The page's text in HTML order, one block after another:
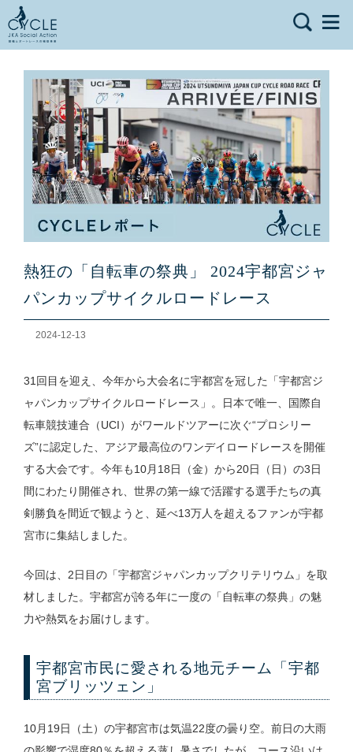
熱狂の「自転車の祭典」 2024宇都宮ジャ
パンカップサイクルロードレース
2024-12-13
31回目を迎え、今年から大会名に宇都宮を冠した「宇都宮ジ
ャパンカップサイクルロードレース」。日本で唯一、国際自
転車競技連合（UCI）がワールドツアーに次ぐ“プロシリー
ズ”に認定した、アジア最高位のワンデイロードレースを開催
する大会です。今年も10月18日（金）から20日（日）の3日
間にわたり開催され、世界の第一線で活躍する選手たちの真
剣勝負を間近で観ようと、延べ13万人を超えるファンが宇都
宮市に集結しました。
今回は、2日目の「宇都宮ジャパンカップクリテリウム」を取
材しました。宇都宮が誇る年に一度の「自転車の祭典」の魅
力や熱気をお届けします。
宇都宮市民に愛される地元チーム「宇都
宮ブリッツェン」
10月19日（土）の宇都宮市は気温22度の曇り空。前日の大雨